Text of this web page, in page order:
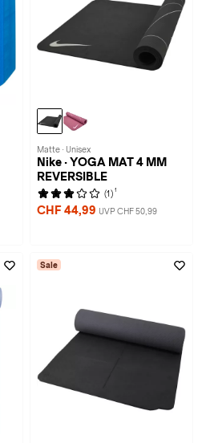
Matte · Unisex
Nike · YOGA MAT 4 MM
REVERSIBLE
(1) 1
CHF 44,99 UVP CHF 50,99
Sale